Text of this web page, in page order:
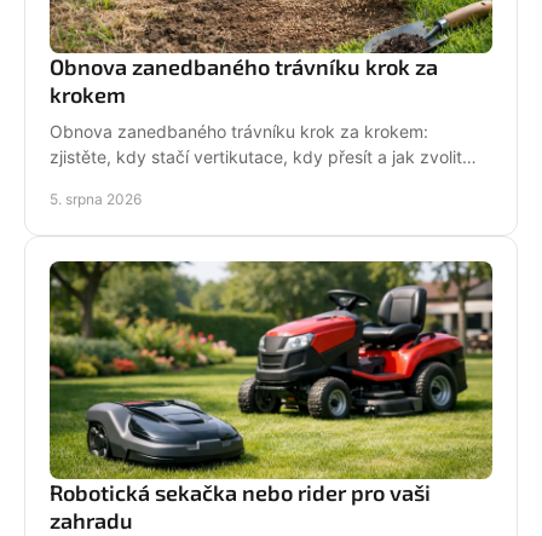
Obnova zanedbaného trávníku krok za
krokem
Obnova zanedbaného trávníku krok za krokem:
zjistěte, kdy stačí vertikutace, kdy přesít a jak zvolit
chyb
5. srpna 2026
Robotická sekačka nebo rider pro vaši
zahradu